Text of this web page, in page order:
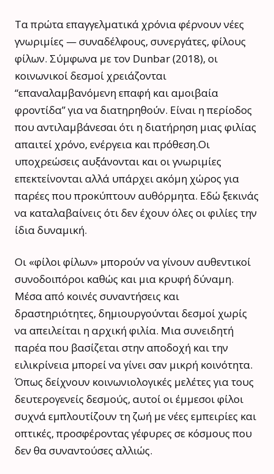
Τα πρώτα επαγγελματικά χρόνια φέρνουν νέες
γνωριμίες — συναδέλφους, συνεργάτες, φίλους
φίλων. Σύμφωνα με τον Dunbar (2018), οι
κοινωνικοί δεσμοί χρειάζονται
“επαναλαμβανόμενη επαφή και αμοιβαία
φροντίδα” για να διατηρηθούν. Είναι η περίοδος
που αντιλαμβάνεσαι ότι η διατήρηση μιας φιλίας
απαιτεί χρόνο, ενέργεια και πρόθεση.Οι
υποχρεώσεις αυξάνονται και οι γνωριμίες
επεκτείνονται αλλά υπάρχει ακόμη χώρος για
παρέες που προκύπτουν αυθόρμητα. Εδώ ξεκινάς
να καταλαβαίνεις ότι δεν έχουν όλες οι φιλίες την
ίδια δυναμική.
Οι «φίλοι φίλων» μπορούν να γίνουν αυθεντικοί
συνοδοιπόροι καθώς και μια κρυφή δύναμη.
Μέσα από κοινές συναντήσεις και
δραστηριότητες, δημιουργούνται δεσμοί χωρίς
να απειλείται η αρχική φιλία. Μια συνειδητή
παρέα που βασίζεται στην αποδοχή και την
ειλικρίνεια μπορεί να γίνει σαν μικρή κοινότητα.
Όπως δείχνουν κοινωνιολογικές μελέτες για τους
δευτερογενείς δεσμούς, αυτοί οι έμμεσοι φίλοι
συχνά εμπλουτίζουν τη ζωή με νέες εμπειρίες και
οπτικές, προσφέροντας γέφυρες σε κόσμους που
δεν θα συναντούσες αλλιώς.